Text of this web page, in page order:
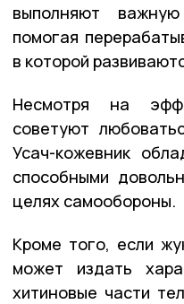
выполняют
помогая
в которой
Несмотря на
советуют
Усач-кожевник
способными
целях самообороны.
Кроме того, если
может издать
хитиновые части